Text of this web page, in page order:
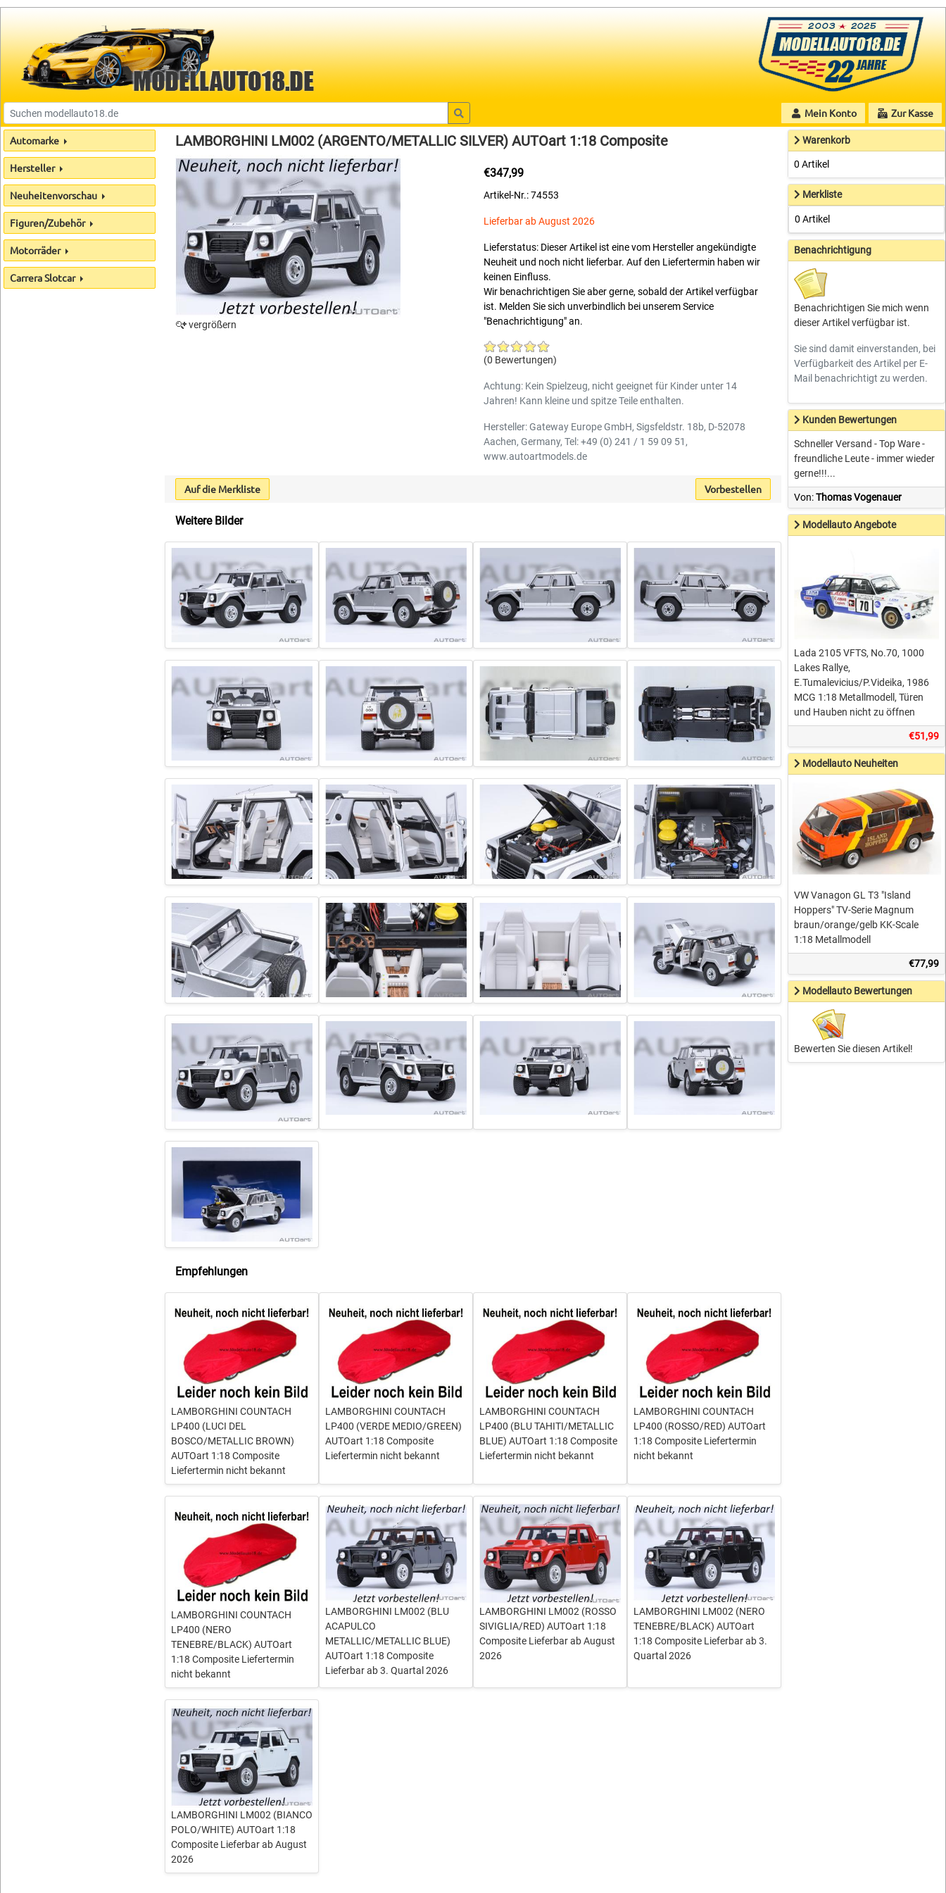
Mein Konto Zur Kasse
Automarke
Hersteller
Neuheitenvorschau
Figuren/Zubehör
Motorräder
Carrera Slotcar
LAMBORGHINI LM002 (ARGENTO/METALLIC SILVER) AUTOart 1:18 Composite
vergrößern
€347,99
Artikel-Nr.: 74553
Lieferbar ab August 2026
Lieferstatus: Dieser Artikel ist eine vom Hersteller angekündigte
Neuheit und noch nicht lieferbar. Auf den Liefertermin haben wir
keinen Einfluss.
Wir benachrichtigen Sie aber gerne, sobald der Artikel verfügbar
ist. Melden Sie sich unverbindlich bei unserem Service
"Benachrichtigung" an.
(0 Bewertungen)
Achtung: Kein Spielzeug, nicht geeignet für Kinder unter 14
Jahren! Kann kleine und spitze Teile enthalten.
Hersteller: Gateway Europe GmbH, Sigsfeldstr. 18b, D-52078
Aachen, Germany, Tel: +49 (0) 241 / 1 59 09 51,
www.autoartmodels.de
Auf die Merkliste Vorbestellen
Weitere Bilder
Empfehlungen
LAMBORGHINI COUNTACH
LP400 (LUCI DEL
BOSCO/METALLIC BROWN)
AUTOart 1:18 Composite
Liefertermin nicht bekannt
LAMBORGHINI COUNTACH
LP400 (VERDE MEDIO/GREEN)
AUTOart 1:18 Composite
Liefertermin nicht bekannt
LAMBORGHINI COUNTACH
LP400 (BLU TAHITI/METALLIC
BLUE) AUTOart 1:18 Composite
Liefertermin nicht bekannt
LAMBORGHINI COUNTACH
LP400 (ROSSO/RED) AUTOart
1:18 Composite Liefertermin
nicht bekannt
LAMBORGHINI COUNTACH
LP400 (NERO
TENEBRE/BLACK) AUTOart
1:18 Composite Liefertermin
nicht bekannt
LAMBORGHINI LM002 (BLU
ACAPULCO
METALLIC/METALLIC BLUE)
AUTOart 1:18 Composite
Lieferbar ab 3. Quartal 2026
LAMBORGHINI LM002 (ROSSO
SIVIGLIA/RED) AUTOart 1:18
Composite Lieferbar ab August
2026
LAMBORGHINI LM002 (NERO
TENEBRE/BLACK) AUTOart
1:18 Composite Lieferbar ab 3.
Quartal 2026
LAMBORGHINI LM002 (BIANCO
POLO/WHITE) AUTOart 1:18
Composite Lieferbar ab August
2026
Warenkorb
0 Artikel
Merkliste
0 Artikel
Benachrichtigung
Benachrichtigen Sie mich wenn
dieser Artikel verfügbar ist.
Sie sind damit einverstanden, bei
Verfügbarkeit des Artikel per E-
Mail benachrichtigt zu werden.
Kunden Bewertungen
Schneller Versand - Top Ware -
freundliche Leute - immer wieder
gerne!!!...
Von:Thomas Vogenauer
Modellauto Angebote
Lada 2105 VFTS, No.70, 1000
Lakes Rallye,
E.Tumalevicius/P.Videika, 1986
MCG 1:18 Metallmodell, Türen
und Hauben nicht zu öffnen
€51,99
Modellauto Neuheiten
VW Vanagon GL T3 "Island
Hoppers" TV-Serie Magnum
braun/orange/gelb KK-Scale
1:18 Metallmodell
€77,99
Modellauto Bewertungen
Bewerten Sie diesen Artikel!